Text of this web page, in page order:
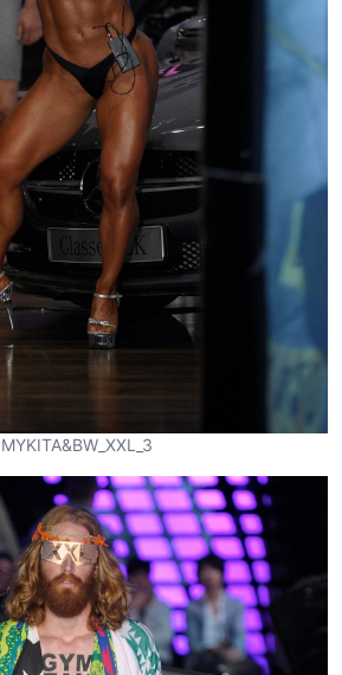
MYKITA&BW_XXL_3